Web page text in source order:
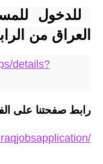
العراق من
details?
رابط صفحتنا على